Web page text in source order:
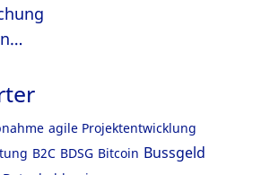
agile Projektentwicklung
B2C BDSG Bitcoin Bussgeld